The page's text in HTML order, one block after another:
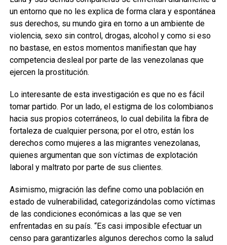
un entorno que no les explica de forma clara y espontánea
sus derechos, su mundo gira en torno a un ambiente de
violencia, sexo sin control, drogas, alcohol y como si eso
no bastase, en estos momentos manifiestan que hay
competencia desleal por parte de las venezolanas que
ejercen la prostitución.
Lo interesante de esta investigación es que no es fácil
tomar partido. Por un lado, el estigma de los colombianos
hacia sus propios coterráneos, lo cual debilita la fibra de
fortaleza de cualquier persona; por el otro, están los
derechos como mujeres a las migrantes venezolanas,
quienes argumentan que son víctimas de explotación
laboral y maltrato por parte de sus clientes.
Asimismo, migración las define como una población en
estado de vulnerabilidad, categorizándolas como víctimas
de las condiciones económicas a las que se ven
enfrentadas en su país. “Es casi imposible efectuar un
censo para garantizarles algunos derechos como la salud